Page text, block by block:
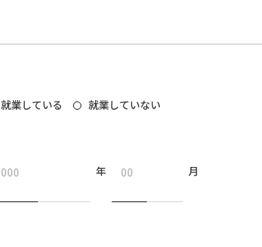
就業している 就業していない
年 月